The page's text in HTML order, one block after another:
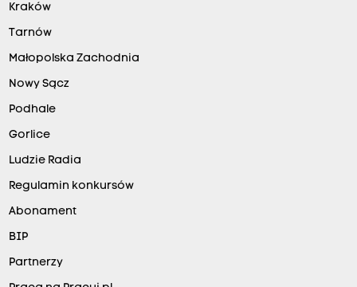
Kraków
Tarnów
Małopolska Zachodnia
Nowy Sącz
Podhale
Gorlice
Ludzie Radia
Regulamin konkursów
Abonament
BIP
Partnerzy